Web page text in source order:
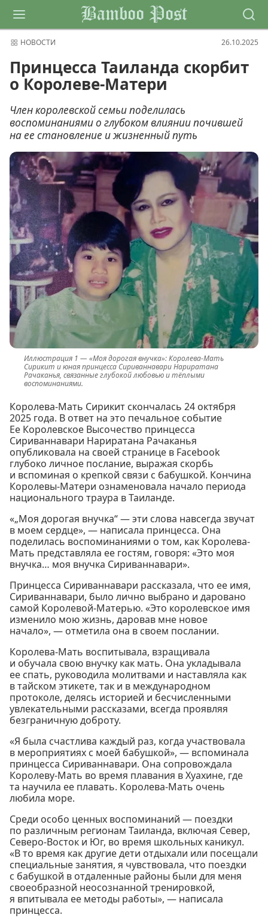
Bamboo Post
НОВОСТИ 26.10.2025
Принцесса Таиланда скорбит
о Королеве-Матери
Член королевской семьи поделилась
воспоминаниями о глубоком влиянии почившей
на ее становление и жизненный путь
«Моя дорогая внучка»: Королева-Мать
Сирикит и юная принцесса Сириваннавари Нариратана
Рачаканья, связанные глубокой любовью и тёплыми
воспоминаниями.
Королева-Мать Сирикит скончалась 24 октября
2025 года. В ответ на это печальное событие
Ее Королевское Высочество принцесса
Сириваннавари Нариратана Рачаканья
опубликовала на своей странице в Facebook
глубоко личное послание, выражая скорбь
и вспоминая о крепкой связи с бабушкой. Кончина
Королевы-Матери ознаменовала начало периода
национального траура в Таиланде.
«„Моя дорогая внучка“ — эти слова навсегда звучат
в моем сердце», — написала принцесса. Она
поделилась воспоминаниями о том, как Королева-
Мать представляла ее гостям, говоря: «Это моя
внучка… моя внучка Сириваннавари».
Принцесса Сириваннавари рассказала, что ее имя,
Сириваннавари, было лично выбрано и даровано
самой Королевой-Матерью. «Это королевское имя
изменило мою жизнь, даровав мне новое
начало», — отметила она в своем послании.
Королева-Мать воспитывала, взращивала
и обучала свою внучку как мать. Она укладывала
ее спать, руководила молитвами и наставляла как
в тайском этикете, так и в международном
протоколе, делясь историей и бесчисленными
увлекательными рассказами, всегда проявляя
безграничную доброту.
«Я была счастлива каждый раз, когда участвовала
в мероприятиях с моей бабушкой», — вспоминала
принцесса Сириваннавари. Она сопровождала
Королеву-Мать во время плавания в Хуахине, где
та научила ее плавать. Королева-Мать очень
любила море.
Среди особо ценных воспоминаний — поездки
по различным регионам Таиланда, включая Север,
Северо-Восток и Юг, во время школьных каникул.
«В то время как другие дети отдыхали или посещали
специальные занятия, я чувствовала, что поездки
с бабушкой в отдаленные районы были для меня
своеобразной неосознанной тренировкой,
я впитывала ее методы работы», — написала
принцесса.